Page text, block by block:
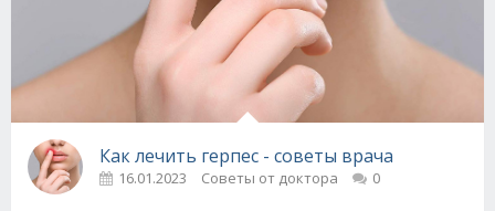
Как лечить герпес - советы врача
16.01.2023 Советы от доктора 0